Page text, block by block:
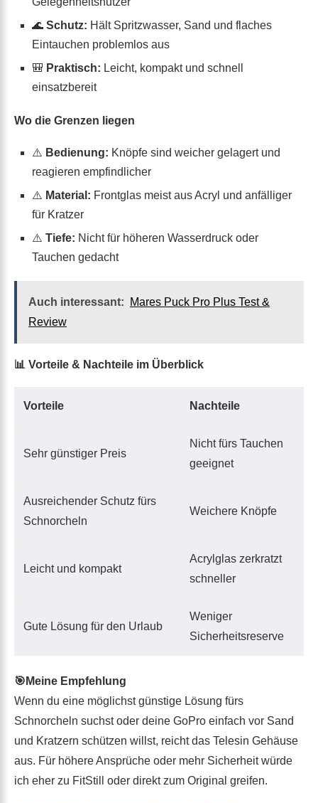
Gelegenheitsnutzer
🌊 Schutz: Hält Spritzwasser, Sand und flaches
Eintauchen problemlos aus
🎒 Praktisch: Leicht, kompakt und schnell
einsatzbereit
Wo die Grenzen liegen
⚠️ Bedienung: Knöpfe sind weicher gelagert und
reagieren empfindlicher
⚠️ Material: Frontglas meist aus Acryl und anfälliger
für Kratzer
⚠️ Tiefe: Nicht für höheren Wasserdruck oder
Tauchen gedacht
Auch interessant: Mares Puck Pro Plus Test &
Review
📊 Vorteile & Nachteile im Überblick
Vorteile Nachteile
Sehr günstiger Preis
Nicht fürs Tauchen
geeignet
Ausreichender Schutz fürs
Schnorcheln
Weichere Knöpfe
Leicht und kompakt
Acrylglas zerkratzt
schneller
Gute Lösung für den Urlaub
Weniger
Sicherheitsreserve
🎯Meine Empfehlung
Wenn du eine möglichst günstige Lösung fürs
Schnorcheln suchst oder deine GoPro einfach vor Sand
und Kratzern schützen willst, reicht das Telesin Gehäuse
aus. Für höhere Ansprüche oder mehr Sicherheit würde
ich eher zu FitStill oder direkt zum Original greifen.